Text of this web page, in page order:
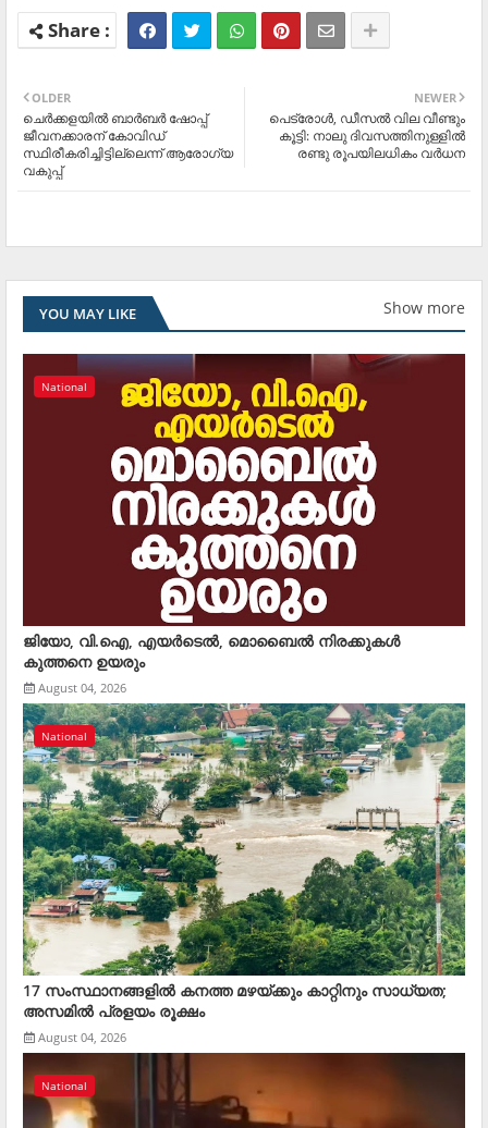
NEWER
പെട്രോള്‍, ഡീസല്‍ വില വീണ്ടും
കൂട്ടി: നാലു ദിവസത്തിനുള്ളില്‍
രണ്ടു രൂപയിലധികം വര്‍ധന
OLDER
ചെര്‍ക്കളയില്‍ ബാര്‍ബര്‍ ഷോപ്പ്
ജീവനക്കാരന് കോവിഡ്
സ്ഥിരീകരിച്ചിട്ടില്ലെന്ന് ആരോഗ്യ
വകുപ്പ്
YOU MAY LIKE Show more
National
ജിയോ, വി.ഐ, എയര്‍ടെല്‍, മൊബൈല്‍ നിരക്കുകള്‍
കുത്തനെ ഉയരും
August 04, 2026
National
17 സംസ്ഥാനങ്ങളിൽ കനത്ത മഴയ്ക്കും കാറ്റിനും സാധ്യത;
അസമിൽ പ്രളയം രൂക്ഷം
August 04, 2026
National